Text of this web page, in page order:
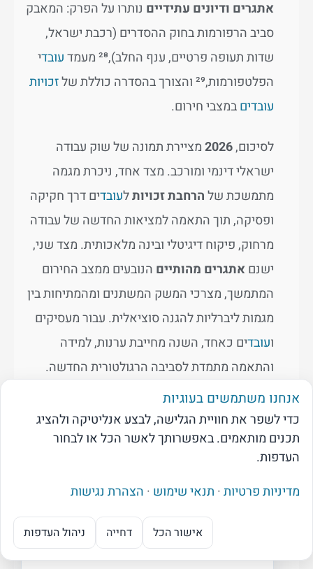
אתגרים ודיונים עתידיים נותרו על הפרק: המאבק
סביב הרפורמות בחוק ההסדרים (רכבת ישראל,
שדות תעופה פרטיים, ענף החלב),²⁸ מעמד
עובדי
הפלטפורמות,²⁹ והצורך בהסדרה כוללת של
זכויות
עובדיםבמצבי חירום.
לסיכום,2026מציירת תמונה של שוק עבודה
ישראלי דינמי ומורכב. מצד אחד, ניכרת מגמה
מתמשכת שלהרחבת זכויותלעובדים דרך חקיקה
ופסיקה, תוך התאמה למציאות החדשה של עבודה
מרחוק, פיקוח דיגיטלי ובינה מלאכותית. מצד שני,
ישנם אתגרים מהותיים הנובעים ממצב החירום
המתמשך, מצרכי המשק המשתנים ומהמתיחות בין
מגמות ליברליות להגנה סוציאלית. עבור מעסיקים
ועובדים כאחד, השנה מחייבת ערנות, למידה
והתאמה מתמדת לסביבה הרגולטורית החדשה.
מקורות מוסדיים – דיני
עליהם מבוססת הסקירה (הערות שוליים
מנוע ה-AI של בקרת שכר
אנחנו משתמשים בעוגיות
כדי לשפר את חוויית הגלישה, לבצע אנליטיקה ולהציג
תכנים מותאמים. באפשרותך לאשר הכל או לבחור
העדפות.
מדיניות פרטיות· תנאי שימוש · הצהרת נגישות
אישור הכל דחייה ניהול העדפות